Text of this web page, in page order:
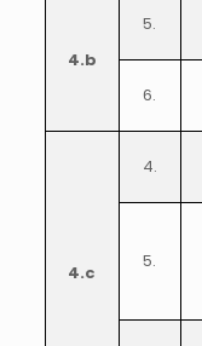
4.b
5.
6.
4.c
4.
5.